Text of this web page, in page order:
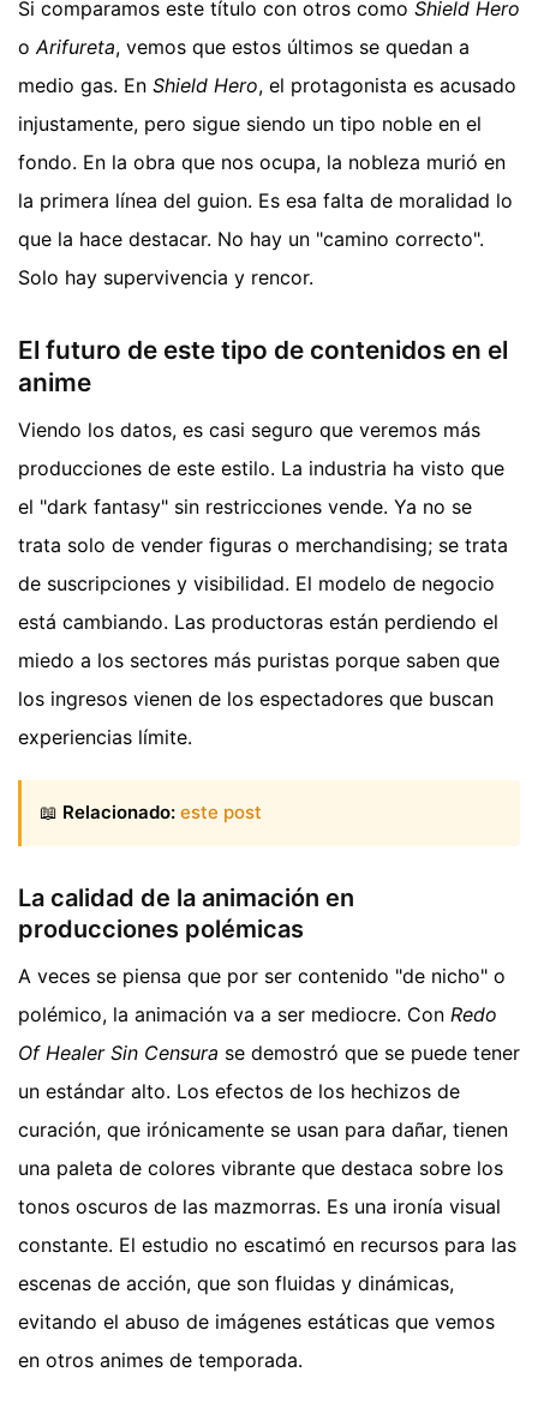
Si comparamos este título con otros como Shield Hero
o Arifureta, vemos que estos últimos se quedan a
medio gas. En Shield Hero, el protagonista es acusado
injustamente, pero sigue siendo un tipo noble en el
fondo. En la obra que nos ocupa, la nobleza murió en
la primera línea del guion. Es esa falta de moralidad lo
que la hace destacar. No hay un "camino correcto".
Solo hay supervivencia y rencor.
El futuro de este tipo de contenidos en el
anime
Viendo los datos, es casi seguro que veremos más
producciones de este estilo. La industria ha visto que
el "dark fantasy" sin restricciones vende. Ya no se
trata solo de vender figuras o merchandising; se trata
de suscripciones y visibilidad. El modelo de negocio
está cambiando. Las productoras están perdiendo el
miedo a los sectores más puristas porque saben que
los ingresos vienen de los espectadores que buscan
experiencias límite.
📖 Relacionado: este post
La calidad de la animación en
producciones polémicas
A veces se piensa que por ser contenido "de nicho" o
polémico, la animación va a ser mediocre. Con Redo
Of Healer Sin Censura se demostró que se puede tener
un estándar alto. Los efectos de los hechizos de
curación, que irónicamente se usan para dañar, tienen
una paleta de colores vibrante que destaca sobre los
tonos oscuros de las mazmorras. Es una ironía visual
constante. El estudio no escatimó en recursos para las
escenas de acción, que son fluidas y dinámicas,
evitando el abuso de imágenes estáticas que vemos
en otros animes de temporada.